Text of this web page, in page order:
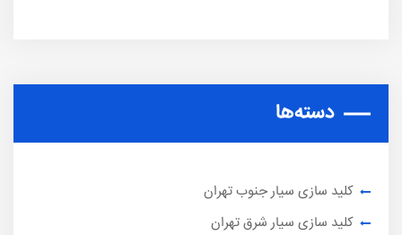
دسته‌ها
کلید سازی سیار جنوب تهران
کلید سازی سیار شرق تهران